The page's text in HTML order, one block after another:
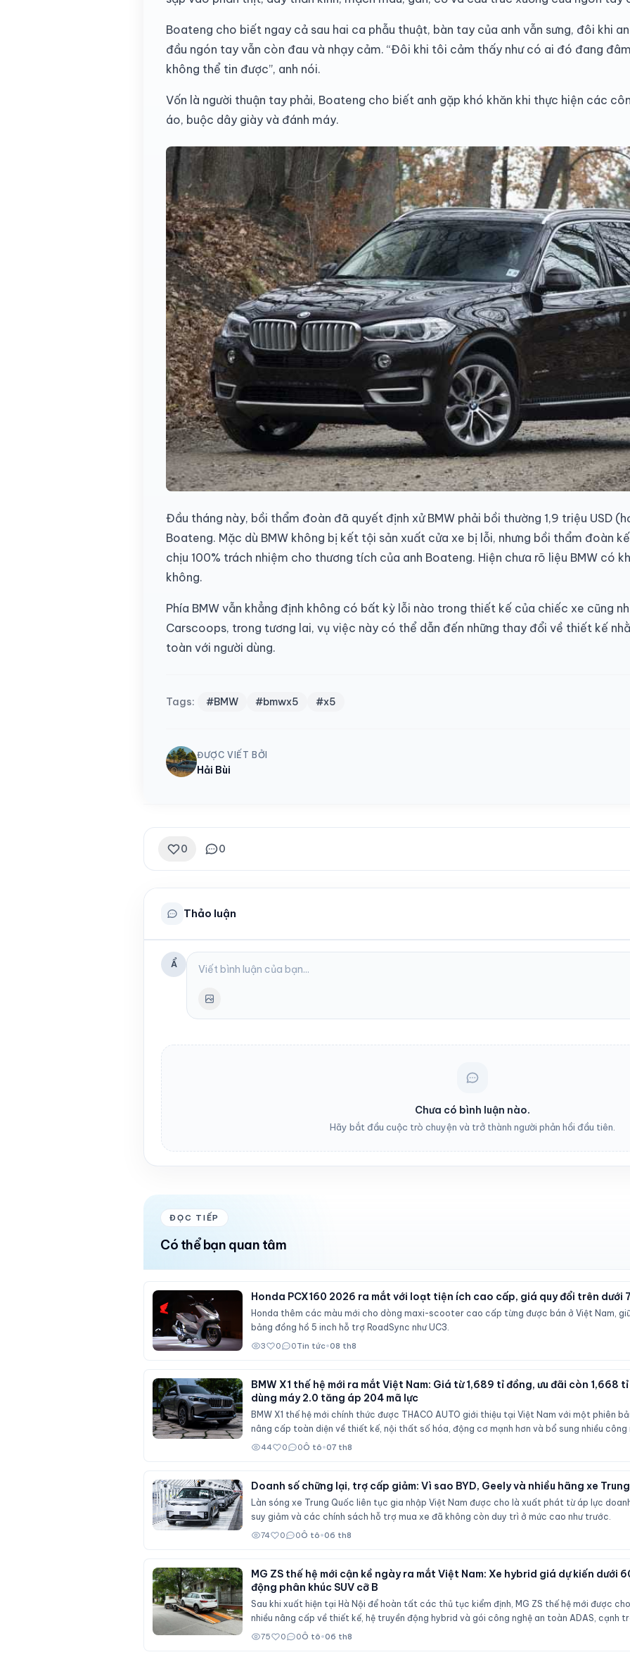
Boateng cho biết ngay cả sau hai ca phẫu thuật, bàn tay của anh vẫn sưng, đôi khi
đầu ngón tay vẫn còn đau và nhạy cảm. “Đôi khi tôi cảm thấy như có ai đó đang
không thể tin được”, anh nói.
Vốn là người thuận tay phải, Boateng cho biết anh gặp khó khăn khi thực hiện các
áo, buộc dây giày và đánh máy.
Đầu tháng này, bồi thẩm đoàn đã quyết định xử BMW phải bồi thường 1,9 triệu USD
Boateng. Mặc dù BMW không bị kết tội sản xuất cửa xe bị lỗi, nhưng bồi thẩm đoàn
chịu 100% trách nhiệm cho thương tích của anh Boateng. Hiện chưa rõ liệu BMW có
không.
Phía BMW vẫn khẳng định không có bất kỳ lỗi nào trong thiết kế của chiếc xe cũng
Carscoops, trong tương lai, vụ việc này có thể dẫn đến những thay đổi về thiết kế
toàn với người dùng.
Tags: #BMW #bmwx5 #x5
ĐƯỢC VIẾT BỞI
Hải Bùi
0 0
Thảo luận
Ẩ
Chưa có bình luận nào.
Hãy bắt đầu cuộc trò chuyện và trở thành người phản hồi đầu tiên.
ĐỌC TIẾP
Có thể bạn quan tâm
Honda PCX160 2026 ra mắt với loạt tiện ích cao cấp, giá quy đổi trên dưới
Honda thêm các màu mới cho dòng maxi-scooter cao cấp từng được bán ở Việt Nam,
bảng đồng hồ 5 inch hỗ trợ RoadSync như UC3.
3 0 0Tin tức•08 th8
BMW X1 thế hệ mới ra mắt Việt Nam: Giá từ 1,689 tỉ đồng, ưu đãi còn 1,668
dùng máy 2.0 tăng áp 204 mã lực
BMW X1 thế hệ mới chính thức được THACO AUTO giới thiệu tại Việt Nam với một phiên
nâng cấp toàn diện về thiết kế, nội thất số hóa, động cơ mạnh hơn và bổ sung nhiều công
44 0 0Ô tô•07 th8
Doanh số chững lại, trợ cấp giảm: Vì sao BYD, Geely và nhiều hãng xe
Làn sóng xe Trung Quốc liên tục gia nhập Việt Nam được cho là xuất phát từ áp lực
suy giảm và các chính sách hỗ trợ mua xe đã không còn duy trì ở mức cao như trước.
74 0 0Ô tô•06 th8
MG ZS thế hệ mới cận kề ngày ra mắt Việt Nam: Xe hybrid giá dự kiến dưới
động phân khúc SUV cỡ B
Sau khi xuất hiện tại Hà Nội để hoàn tất các thủ tục kiểm định, MG ZS thế hệ mới được
nhiều nâng cấp về thiết kế, hệ truyền động hybrid và gói công nghệ an toàn ADAS, cạnh
Seltos và Honda HR-V.
75 0 0Ô tô•06 th8